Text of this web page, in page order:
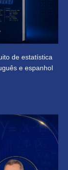
de estatística
e espanhol